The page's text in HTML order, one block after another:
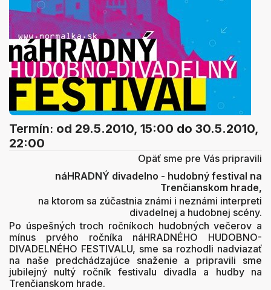
Termín: od 29.5.2010, 15:00 do 30.5.2010,
22:00
Opäť sme pre Vás pripravili
náHRADNÝ divadelno - hudobný festival na
Trenčianskom hrade,
na ktorom sa zúčastnia známi i neznámi interpreti
divadelnej a hudobnej scény.
Po úspešných troch ročníkoch hudobných večerov a
mínus prvého ročníka náHRADNÉHO HUDOBNO-
DIVADELNÉHO FESTIVALU, sme sa rozhodli nadviazať
na naše predchádzajúce snaženie a pripravili sme
jubilejný nultý ročník festivalu divadla a hudby na
Trenčianskom hrade.